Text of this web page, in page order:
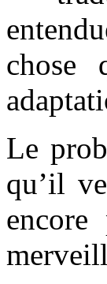
chose
Le
qu’il